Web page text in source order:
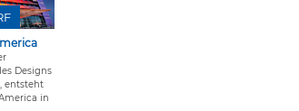
Designs
entsteht
in